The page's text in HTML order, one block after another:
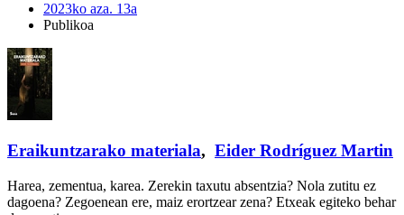
2023ko aza. 13a
Publikoa
Eraikuntzarako materiala, Eider Rodríguez Martin
Harea, zementua, karea. Zerekin taxutu absentzia? Nola zutitu ez
dagoena? Zegoenean ere, maiz erortzear zena? Etxeak egiteko behar